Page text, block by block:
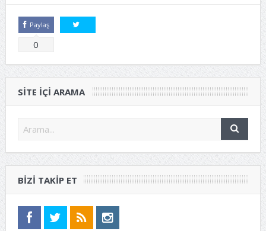
Paylaş
0
SITE IÇI ARAMA
BIZI TAKIP ET